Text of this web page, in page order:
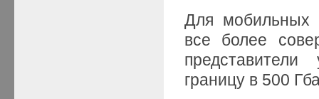
Для мобильных
все более
границу в 500